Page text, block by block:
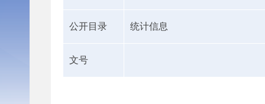
公开目录 统计信息
文号